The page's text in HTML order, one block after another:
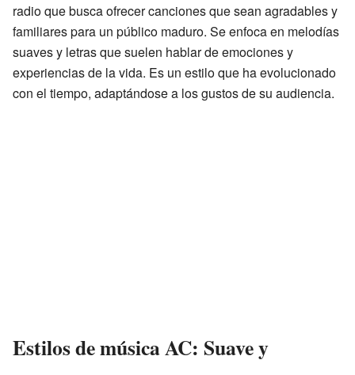
radio que busca ofrecer canciones que sean agradables y
familiares para un público maduro. Se enfoca en melodías
suaves y letras que suelen hablar de emociones y
experiencias de la vida. Es un estilo que ha evolucionado
con el tiempo, adaptándose a los gustos de su audiencia.
Estilos de música AC: Suave y